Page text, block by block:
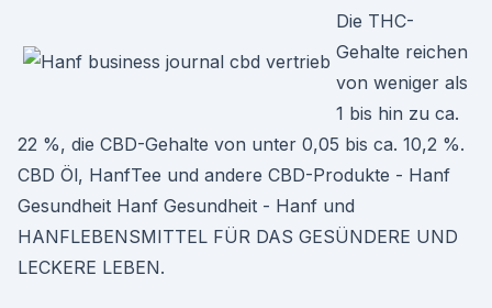
Die THC-
Gehalte reichen
von weniger als
1 bis hin zu ca.
22 %, die CBD-Gehalte von unter 0,05 bis ca. 10,2 %.
CBD Öl, HanfTee und andere CBD-Produkte - Hanf
Gesundheit Hanf Gesundheit - Hanf und
HANFLEBENSMITTEL FÜR DAS GESÜNDERE UND
LECKERE LEBEN.